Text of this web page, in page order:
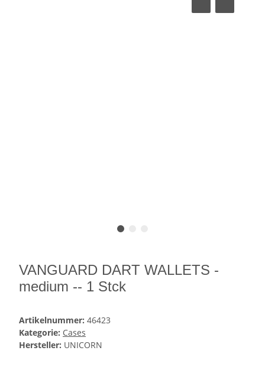
VANGUARD DART WALLETS -
medium -- 1 Stck
Artikelnummer: 46423
Kategorie: Cases
Hersteller: UNICORN